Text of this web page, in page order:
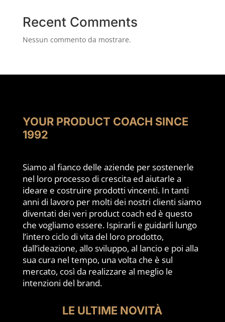
Recent Comments
Nessun commento da mostrare.
YOUR PRODUCT COACH SINCE
1992
Siamo al fianco delle aziende per sostenerle
nel loro processo di crescita ed aiutarle a
ideare e costruire prodotti vincenti. In tanti
anni di lavoro per molti dei nostri clienti siamo
diventati dei veri product coach ed è questo
che vogliamo essere. Ispirarli e guidarli lungo
l’intero ciclo di vita del loro prodotto,
dall’ideazione, allo sviluppo, al lancio e poi alla
sua cura nel tempo, una volta che è sul
mercato, così da realizzare al meglio le
intenzioni del brand.
LE ULTIME NOVITÀ